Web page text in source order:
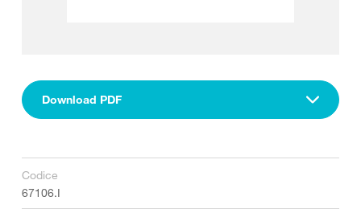
Download PDF
Codice
67106.I